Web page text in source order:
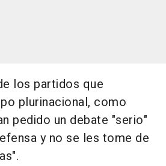
los partidos que
plurinacional, como
pedido un debate "serio"
y no se les tome de